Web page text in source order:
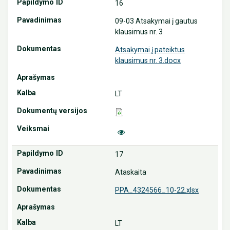
16
09-03 Atsakymai į gautus
klausimus nr. 3
Atsakymai į pateiktus
klausimus nr. 3.docx
LT
17
Ataskaita
PPA_4324566_10-22.xlsx
LT